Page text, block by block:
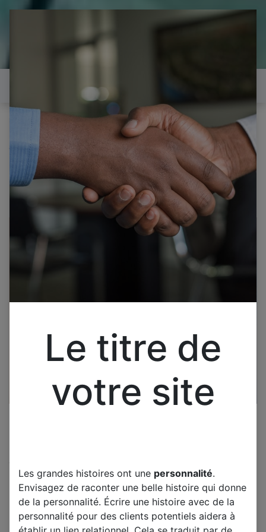
il est temps de
réparer...Electronique 66 est
heureux de vous aider
Tous les produits
SAMSUNG UE65KD9000T-1 CARTE MERE BN41-
02504A BN41-02504
SAMSUNG UE65KD9000T-1
CARTE MERE BN41-02504A
BN41-02504
Le titre de
votre site
Les grandes histoires ont une personnalité.
Envisagez de raconter une belle histoire qui donne
de la personnalité. Écrire une histoire avec de la
personnalité pour des clients potentiels aidera à